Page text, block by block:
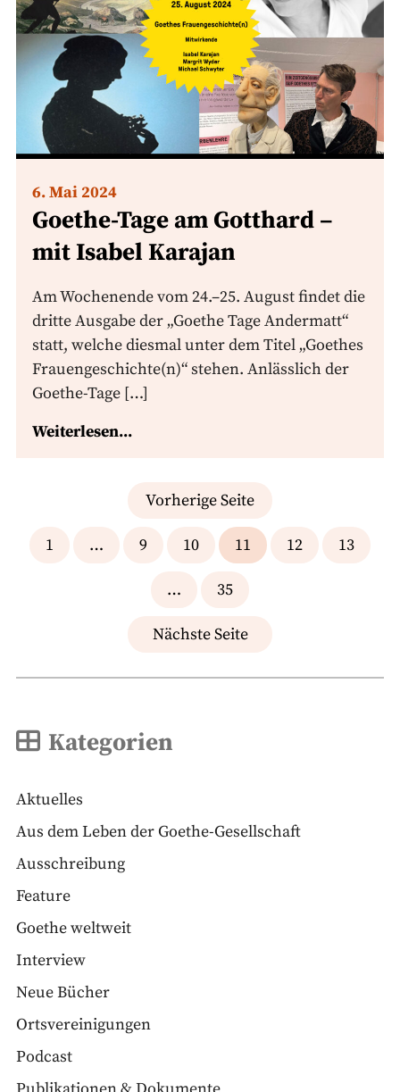
6. Mai 2024
Goethe-Tage am Gotthard –
mit Isabel Karajan
Am Wochenende vom 24.–25. August findet die
dritte Ausgabe der „Goethe Tage Andermatt“
statt, welche diesmal unter dem Titel „Goethes
Frauengeschichte(n)“ stehen. Anlässlich der
Goethe-Tage […]
Weiterlesen...
Seitennummerierung
der
Vorherige Seite
1 … 9 10 11 12 13
… 35
Nächste Seite
Kategorien
Aktuelles
Aus dem Leben der Goethe-Gesellschaft
Ausschreibung
Feature
Goethe weltweit
Interview
Neue Bücher
Ortsvereinigungen
Podcast